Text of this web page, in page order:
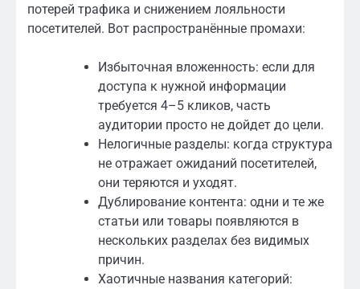
потерей трафика и снижением лояльности
посетителей. Вот распространённые промахи:
Избыточная вложенность: если для
доступа к нужной информации
требуется 4–5 кликов, часть
аудитории просто не дойдет до цели.
Нелогичные разделы: когда структура
не отражает ожиданий посетителей,
они теряются и уходят.
Дублирование контента: одни и те же
статьи или товары появляются в
нескольких разделах без видимых
причин.
Хаотичные названия категорий: